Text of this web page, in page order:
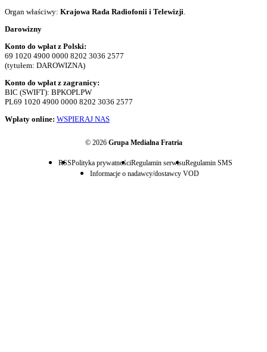
Organ właściwy: Krajowa Rada Radiofonii i Telewizji.
Darowizny
Konto do wpłat z Polski:
69 1020 4900 0000 8202 3036 2577
(tytułem: DAROWIZNA)
Konto do wpłat z zagranicy:
BIC (SWIFT): BPKOPLPW
PL69 1020 4900 0000 8202 3036 2577
Wpłaty online: WSPIERAJ NAS
© 2026 Grupa Medialna Fratria
RSSPolityka prywatnościRegulamin serwisuRegulamin SMS
Informacje o nadawcy/dostawcy VOD